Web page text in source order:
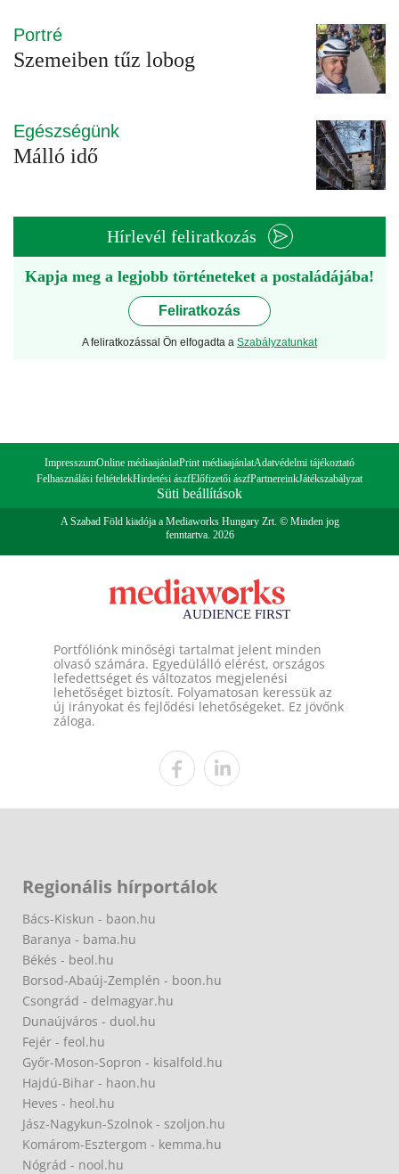
Portré
Szemeiben tűz lobog
Egészségünk
Málló idő
Hírlevél feliratkozás
Kapja meg a legjobb történeteket a postaládájába!
Feliratkozás
A feliratkozással Ön elfogadta a Szabályzatunkat
ImpresszumOnline médiaajánlatPrint médiaajánlatAdatvédelmi tájékoztató
Felhasználási feltételekHirdetési ászfElőfizetői ászfPartnereinkJátékszabályzat
Süti beállítások
A Szabad Föld kiadója a Mediaworks Hungary Zrt. © Minden jog
fenntartva. 2026
Portfóliónk minőségi tartalmat jelent minden
olvasó számára. Egyedülálló elérést, országos
lefedettséget és változatos megjelenési
lehetőséget biztosít. Folyamatosan keressük az
új irányokat és fejlődési lehetőségeket. Ez jövőnk
záloga.
Regionális hírportálok
Bács-Kiskun - baon.hu
Baranya - bama.hu
Békés - beol.hu
Borsod-Abaúj-Zemplén - boon.hu
Csongrád - delmagyar.hu
Dunaújváros - duol.hu
Fejér - feol.hu
Győr-Moson-Sopron - kisalfold.hu
Hajdú-Bihar - haon.hu
Heves - heol.hu
Jász-Nagykun-Szolnok - szoljon.hu
Komárom-Esztergom - kemma.hu
Nógrád - nool.hu